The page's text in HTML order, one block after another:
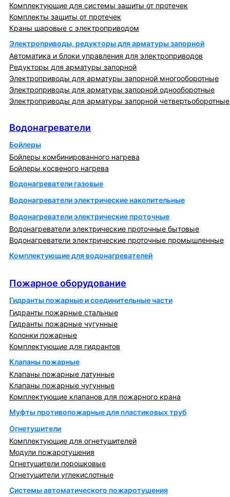
Комплектующие для системы защиты от протечек
Комплекты защиты от протечек
Краны шаровые с электроприводом
Электроприводы, редукторы для арматуры запорной
Автоматика и блоки управления для электроприводов
Редукторы для арматуры запорной
Электроприводы для арматуры запорной многооборотные
Электроприводы для арматуры запорной однооборотные
Электроприводы для арматуры запорной четвертьоборотные
Водонагреватели
Бойлеры
Бойлеры комбинированного нагрева
Бойлеры косвеного нагрева
Водонагреватели газовые
Водонагреватели электрические накопительные
Водонагреватели электрические проточные
Водонагреватели электрические проточные бытовые
Водонагреватели электрические проточные промышленные
Комплектующие для водонагревателей
Пожарное оборудование
Гидранты пожарные и соединительные части
Гидранты пожарные стальные
Гидранты пожарные чугунные
Колонки пожарные
Комплектующие для гидрантов
Клапаны пожарные
Клапаны пожарные латунные
Клапаны пожарные чугунные
Комплектующие клапанов для пожарного крана
Муфты противопожарные для пластиковых труб
Огнетушители
Комплектующие для огнетушителей
Модули пожаротушения
Огнетушители порошковые
Огнетушители углекислотные
Системы автоматического пожаротушения